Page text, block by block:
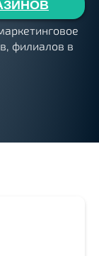
филиалов в